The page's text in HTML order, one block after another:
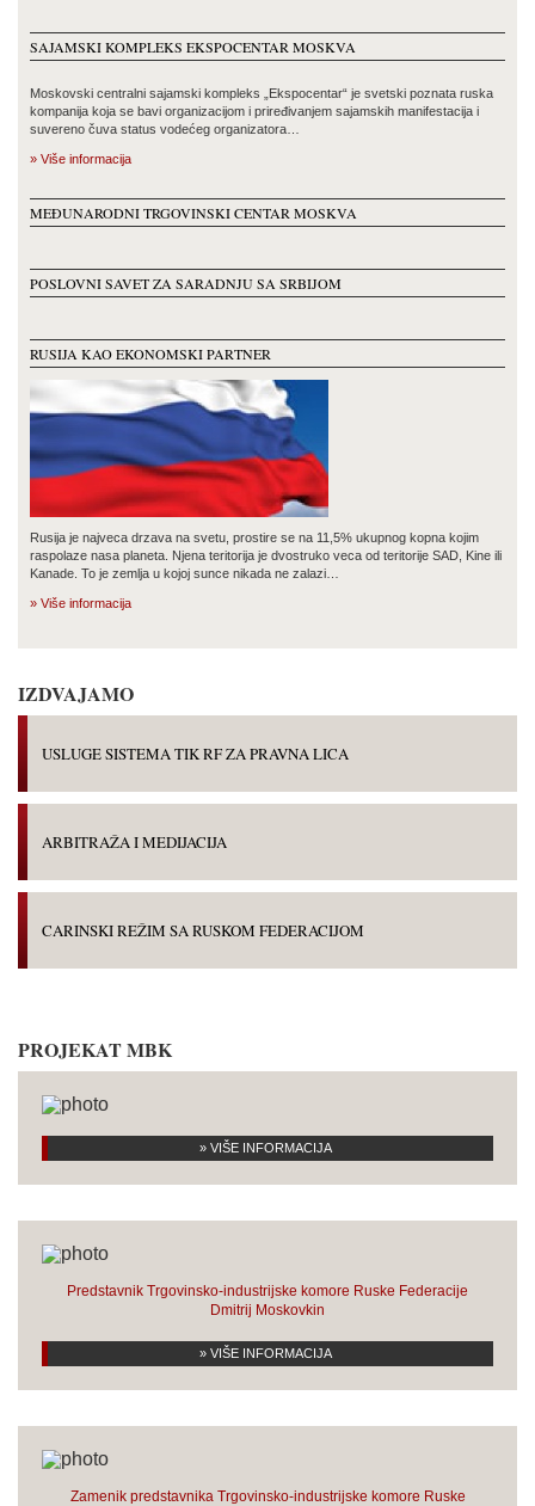
SAJAMSKI KOMPLEKS EKSPOCENTAR MOSKVA
Moskovski centralni sajamski kompleks „Ekspocentar“ je svetski poznata ruska
kompanija koja se bavi organizacijom i priređivanjem sajamskih manifestacija i
suvereno čuva status vodećeg organizatora…
» Više informacija
MEĐUNARODNI TRGOVINSKI CENTAR MOSKVA
POSLOVNI SAVET ZA SARADNJU SA SRBIJOM
RUSIJA KAO EKONOMSKI PARTNER
Rusija je najveca drzava na svetu, prostire se na 11,5% ukupnog kopna kojim
raspolaze nasa planeta. Njena teritorija je dvostruko veca od teritorije SAD, Kine ili
Kanade. To je zemlja u kojoj sunce nikada ne zalazi…
» Više informacija
IZDVAJAMO
USLUGE SISTEMA TIK RF ZA PRAVNA LICA
ARBITRAŽA I MEDIJACIJA
CARINSKI REŽIM SA RUSKOM FEDERACIJOM
PROJEKAT MBK
» VIŠE INFORMACIJA
Predstavnik Trgovinsko-industrijske komore Ruske Federacije
Dmitrij Moskovkin
» VIŠE INFORMACIJA
Zamenik predstavnika Trgovinsko-industrijske komore Ruske